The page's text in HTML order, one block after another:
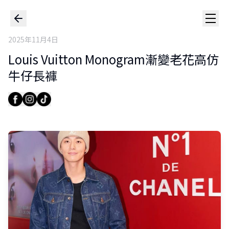
2025年11月4日
Louis Vuitton Monogram漸變老花高仿
牛仔長褲